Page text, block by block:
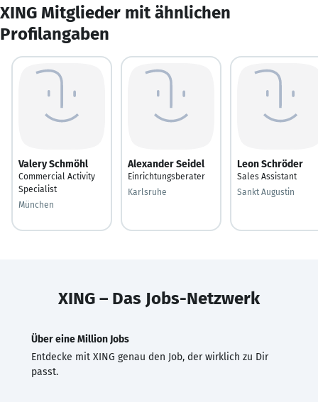
XING Mitglieder mit ähnlichen
Profilangaben
Valery Schmöhl
Commercial Activity
Specialist
München
Alexander Seidel
Einrichtungsberater
Karlsruhe
Leon Schröder
Sales Assistant
Sankt Augustin
XING – Das Jobs-Netzwerk
Über eine Million Jobs
Entdecke mit XING genau den Job, der wirklich zu Dir
passt.